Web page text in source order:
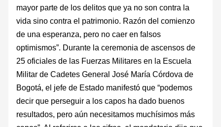
mayor parte de los delitos que ya no son contra la
vida sino contra el patrimonio. Razón del comienzo
de una esperanza, pero no caer en falsos
optimismos”. Durante la ceremonia de ascensos de
25 oficiales de las Fuerzas Militares en la Escuela
Militar de Cadetes General José María Córdova de
Bogotá, el jefe de Estado manifestó que “podemos
decir que perseguir a los capos ha dado buenos
resultados, pero aún necesitamos muchísimos más